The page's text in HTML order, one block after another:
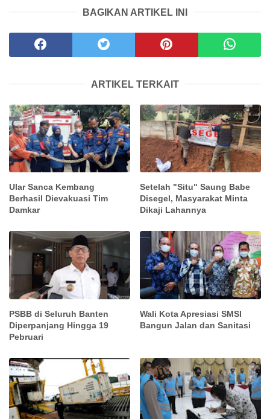
BAGIKAN ARTIKEL INI
ARTIKEL TERKAIT
Ular Sanca Kembang
Berhasil Dievakuasi Tim
Damkar
Setelah "Situ" Saung Babe
Disegel, Masyarakat Minta
Dikaji Lahannya
PSBB di Seluruh Banten
Diperpanjang Hingga 19
Pebruari
Wali Kota Apresiasi SMSI
Bangun Jalan dan Sanitasi